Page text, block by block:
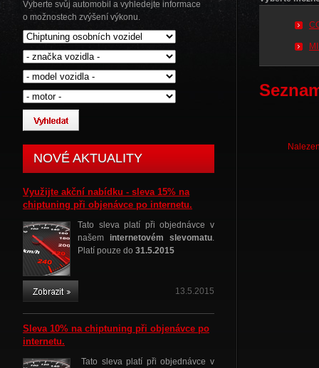
Vyberte svůj automobil a vyhledejte informace
o možnostech zvýšení výkonu.
NOVÉ AKTUALITY
Využijte akční nabídku - sleva 15% na
chiptuning při objenávce po internetu.
Tato sleva platí při objednávce v
našem internetovém slevomatu.
Platí pouze do 31.5.2015
13.5.2015
Sleva 10% na chiptuning při objenávce po
internetu.
Tato sleva platí při objednávce v